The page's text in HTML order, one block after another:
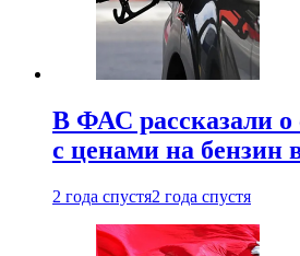
В ФАС рассказали о
с ценами на бензин
2 года спустя2 года спустя